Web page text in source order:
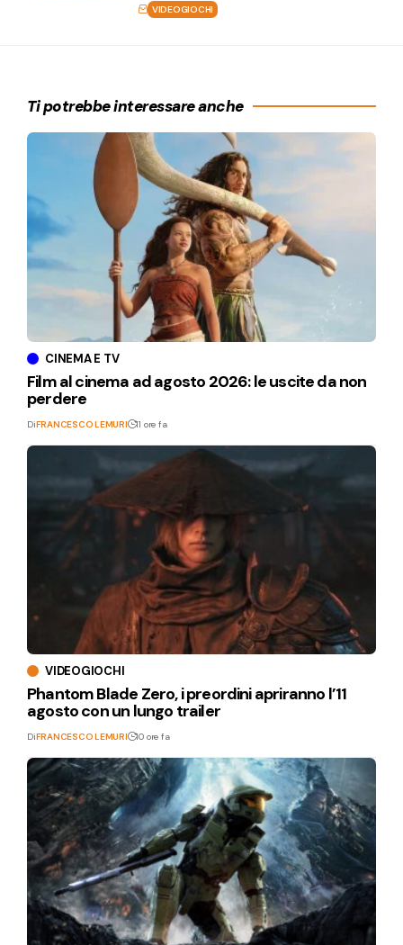
VIDEOGIOCHI
Ti potrebbe interessare anche
CINEMA E TV
Film al cinema ad agosto 2026: le uscite da non
perdere
DiFRANCESCO LEMURI 11 ore fa
VIDEOGIOCHI
Phantom Blade Zero, i preordini apriranno l’11
agosto con un lungo trailer
DiFRANCESCO LEMURI 10 ore fa